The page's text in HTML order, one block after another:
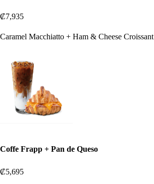
₡7,935
Caramel Macchiatto + Ham & Cheese Croissant
Coffe Frapp + Pan de Queso
₡5,695